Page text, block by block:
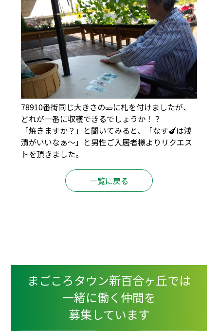
78910番街同じ大きさの🥒に札を付けましたが、
どれが一番に収穫できるでしょうか！？
「焼きますか？」と聞いてみると、「なす🍆は浅
漬がいいなぁ～」と男性ご入居者様よりリクエス
トを頂きました。
一覧に戻る
まごころタウン新百合ヶ丘では
一緒に働く仲間を
募集しています